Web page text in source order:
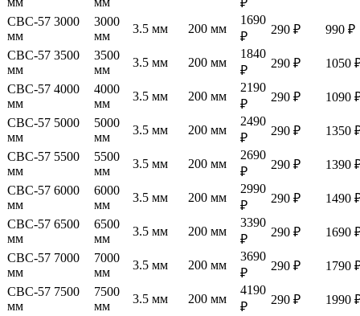
₽
СВС-57 3000
мм
3000
мм
3.5 мм 200 мм
1690
₽
290 ₽
990 ₽
СВС-57 3500
мм
3500
мм
3.5 мм 200 мм
1840
₽
290 ₽
1050
СВС-57 4000
мм
4000
мм
3.5 мм 200 мм
2190
₽
290 ₽
1090
СВС-57 5000
мм
5000
мм
3.5 мм 200 мм
2490
₽
290 ₽
1350
СВС-57 5500
мм
5500
мм
3.5 мм 200 мм
2690
₽
290 ₽
1390
СВС-57 6000
мм
6000
мм
3.5 мм 200 мм
2990
₽
290 ₽
1490
СВС-57 6500
мм
6500
мм
3.5 мм 200 мм
3390
₽
290 ₽
1690
СВС-57 7000
мм
7000
мм
3.5 мм 200 мм
3690
₽
290 ₽
1790
СВС-57 7500
мм
7500
мм
3.5 мм 200 мм
4190
₽
290 ₽
1990